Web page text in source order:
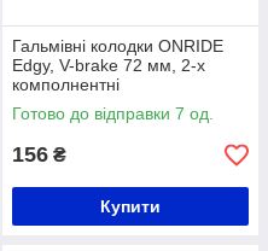
Гальмівні колодки ONRIDE
Edgy, V-brake 72 мм, 2-х
комполнентні
Готово до відправки 7 од.
156 ₴
Купити